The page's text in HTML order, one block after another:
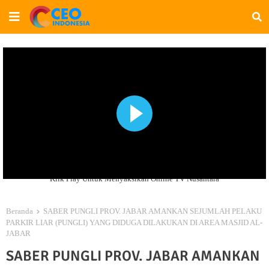
Klik Play Untuk Menyaksikan Online TV Nusantara
Beranda
SABER PUNGLI PROV. JABAR AMANKAN SEJUMLAH PELAKU
PARKIR LIAR (PUNGLI) YANG DIDUGA DILAKUKAN DI AREA MASJID AL-
JABAR
SABER PUNGLI PROV. JABAR AMANKAN